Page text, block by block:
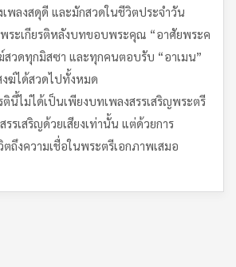
พลงสดุดี และมักสวดในชีวิตประจำวัน
ระเกียรติหลังบทขอบพระคุณ “อาศัยพระค
สวดทุกมิสซา และทุกคนตอบรับ “อาเมน”
ฆ์ได้สวดไปทั้งหมด
นี้ไม่ได้เป็นเพียงบทเพลงสรรเสริญพระตรี
รรเสริญด้วยเสียงเท่านั้น แต่ด้วยการ
ถึงความเชื่อในพระตรีเอกภาพเสมอ